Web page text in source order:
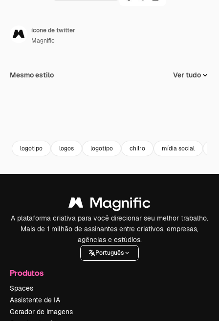
ícone de twitter
Magnific
Mesmo estilo Ver tudo
logotipo logos logotipo chilro mídia social
A plataforma criativa para você direcionar seu melhor trabalho.
Mais de 1 milhão de assinantes entre criativos, empresas,
agências e estúdios.
Português
Produtos
Spaces
Assistente de IA
Gerador de imagens